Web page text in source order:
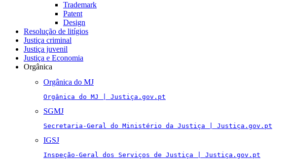
Trademark
Patent
Design
Resolução de litígios
Justiça criminal
Justiça juvenil
Justiça e Economia
Orgânica
Orgânica do MJ
Orgânica do MJ | Justiça.gov.pt
SGMJ
Secretaria-Geral do Ministério da Justiça | Justiça.gov.pt
IGSJ
Inspeção-Geral dos Serviços de Justiça | Justiça.gov.pt